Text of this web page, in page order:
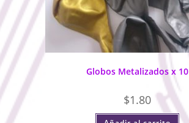
Globos Metalizados x 10
$1.80